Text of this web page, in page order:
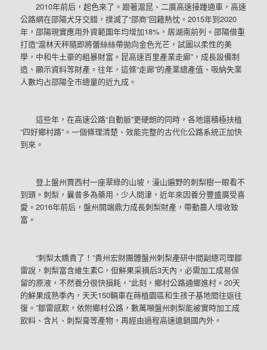
2010年前后，起色來了。跟著滬昆、二廣高速接踵通車，高速
公路網在邵陽犬牙交錯，撲滅了“邵商”回籍熱忱。2015年到2020
年，邵陽現實應用外資範圍年均增加18%，居湖南前列。邵陽借重
打造“滬林天秤隨即將蕾絲絲帶拋向金色光芒，試圖以柔性的美
學，中和牛土豪的粗暴財富。昆高速百里產業走廊”，成長設備制
造、顯示資料等財產。往年，這條“走廊”的產業總產值、吸納失業
人數均占邵陽全市總量的近九成。
這些年，在高速公路“自動脈”更硬朗的同時，各地還積極扶植
“四好鄉村路”。一個條理清楚、效能完整的古代化公路系統正加快
到來。
登上盤州賈西村一座翠綠的山坡，漫山遍野的刺梨樹一眼看不
到頭。刺梨，曩昔多為藥用，少人問津，近年來因養分豐盛廣受喜
愛。2016年前后，盤州開端鼎力成長刺梨財產，帶動農人增收致
富。
“刺梨太嬌貴了！”貴州宏財團體盤州刺梨產研中間副總司理鄒
雷說，刺梨富含維生素C，但鮮果采摘后3天內，必需加工成易保
留的原液，不然養分很快損耗，“此刻，鄉村公路通鄉進村。20天
的鮮果成熟季內，天天150輛車在蒔植園區和生孩子基地間往返往
復。”鄒雷感歎，依附鄉村公路，數萬噸盤州刺梨能被實時加工成
飲料、含片、刺梨膏等產物，再經由過程高速遠銷國內外。